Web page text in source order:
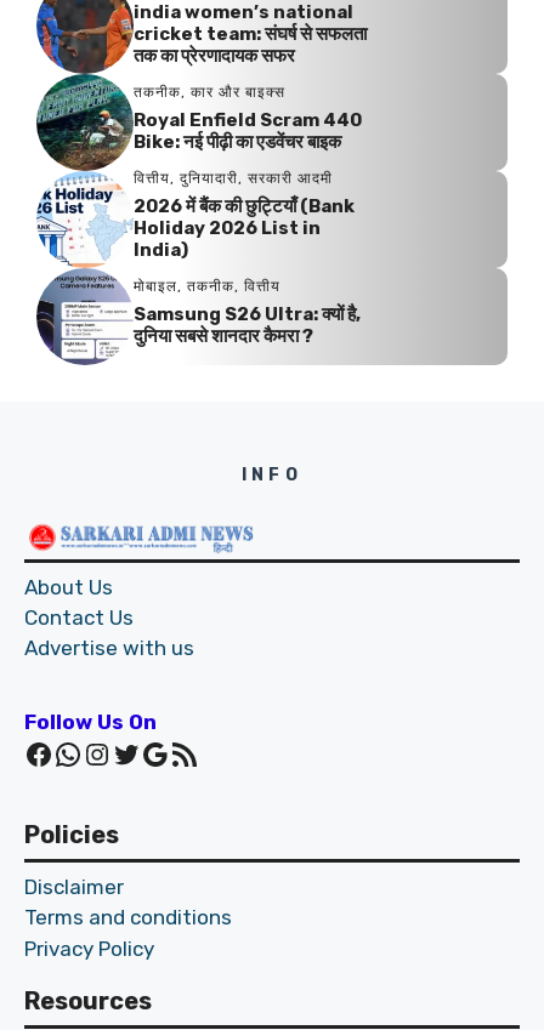
india women’s national
cricket team: संघर्ष से सफलता
तक का प्रेरणादायक सफर
तकनीक, कार और बाइक्स
Royal Enfield Scram 440
Bike: नई पीढ़ी का एडवेंचर बाइक
वित्तीय, दुनियादारी, सरकारी आदमी
2026 में बैंक की छुट्टियाँ (Bank
Holiday 2026 List in
India)
मोबाइल, तकनीक, वित्तीय
Samsung S26 Ultra: क्यों है,
दुनिया सबसे शानदार कैमरा ?
INFO
About Us
Contact Us
Advertise with us
Follow Us On
Facebook WhatsApp Instagram Twitter Google RSS Feed
Policies
Disclaimer
Terms and conditions
Privacy Policy
Resources